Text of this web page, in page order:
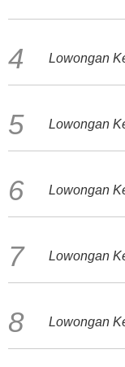
Lowongan
Lowongan
Lowongan
Lowongan
Lowongan